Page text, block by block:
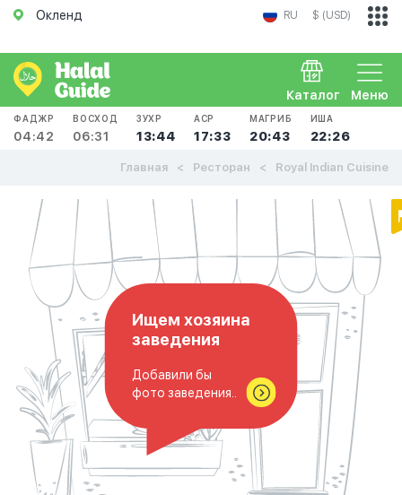
Окленд RU $ (USD)
Меню
Каталог
ФАДЖР
04:42
ВОСХОД
06:31
ЗУХР
13:44
АСР
17:33
МАГРИБ
20:43
ИША
22:26
Главная Ресторан Royal Indian Cuisine
Ищем хозяина
заведения
Добавили бы
фото заведения..